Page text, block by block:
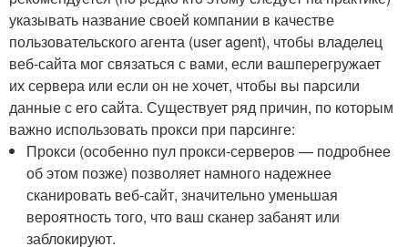
указывать название своей компании в качестве
пользовательского агента (user agent), чтобы владелец
веб-сайта мог связаться с вами, если вашперегружает
их сервера или если он не хочет, чтобы вы парсили
данные с его сайта. Существует ряд причин, по которым
важно использовать прокси при парсинге:
Прокси (особенно пул прокси-серверов — подробнее
об этом позже) позволяет намного надежнее
сканировать веб-сайт, значительно уменьшая
вероятность того, что ваш сканер забанят или
заблокируют.